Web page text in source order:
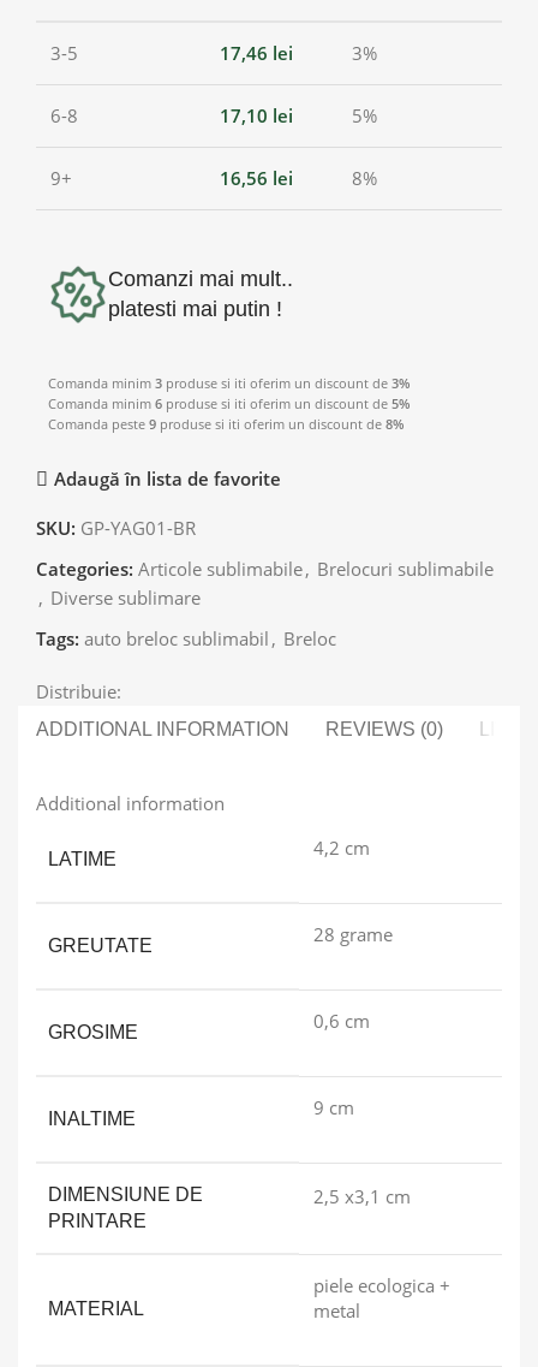
3-5 17,46 lei 3%
6-8 17,10 lei 5%
9+ 16,56 lei 8%
Comanzi mai mult..
platesti mai putin !
Comanda minim 3 produse si iti oferim un discount de 3%
Comanda minim 6 produse si iti oferim un discount de 5%
Comanda peste 9 produse si iti oferim un discount de 8%
Adaugă în lista de favorite
SKU: GP-YAG01-BR
Categories: Articole sublimabile, Brelocuri sublimabile
, Diverse sublimare
Tags: auto breloc sublimabil , Breloc
Distribuie:
ADDITIONAL INFORMATION REVIEWS (0)
Additional information
LATIME 4,2 cm
GREUTATE 28 grame
GROSIME 0,6 cm
INALTIME 9 cm
DIMENSIUNE DE
PRINTARE
2,5 x3,1 cm
MATERIAL
piele ecologica +
metal